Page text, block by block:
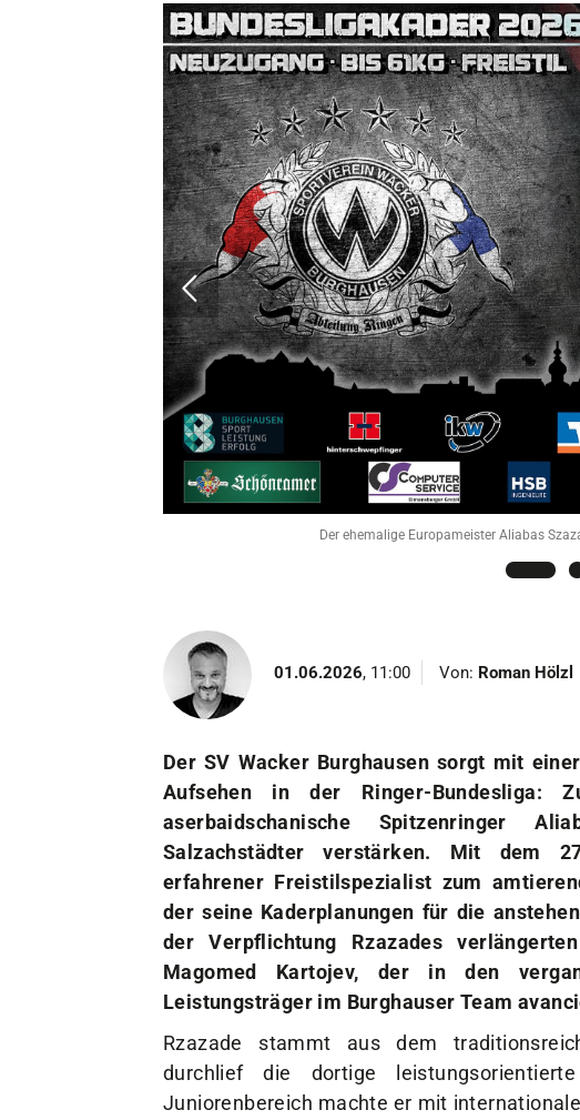
Der ehemalige Europameister Aliabas
01.06.2026, 11:00 Von: Roman Hölzl
Der SV Wacker Burghausen sorgt mit
Aufsehen in der Ringer-Bundesliga:
aserbaidschanische Spitzenringer
Salzachstädter verstärken. Mit dem
erfahrener Freistilspezialist zum
der seine Kaderplanungen für die
der Verpflichtung Rzazades
Magomed Kartojev, der in den
Leistungsträger im Burghauser Team
Rzazade stammt aus dem
durchlief die dortige
Juniorenbereich machte er mit
Quicklinks
Unser Verein
Der Verein
Das sind wir
Jobs
Sportstätten